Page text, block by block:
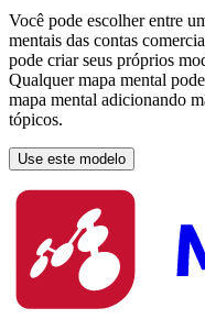
Você pode escolher entre
mentais das contas
pode criar seus próprios
Qualquer mapa mental
mapa mental adicionando
tópicos.
Use este modelo